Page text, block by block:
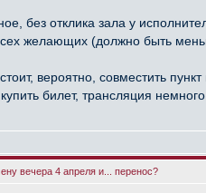
без отклика зала у
желающих (должно быть
вероятно, совместить
билет, трансляция
вечера 4 апреля и... перенос?